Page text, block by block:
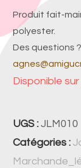
Produit fait-
polyester.
Des questions
Disponible
UGS :JLM010
Catégories :